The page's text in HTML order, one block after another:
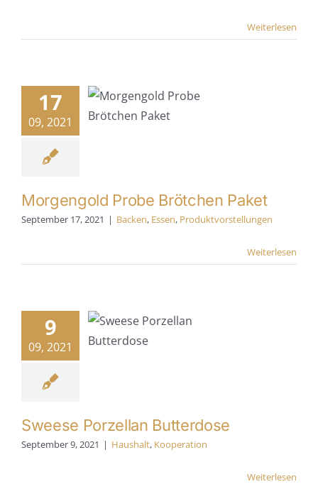
Weiterlesen
17
09, 2021
Morgengold Probe Brötchen Paket
September 17, 2021 | Backen, Essen, Produktvorstellungen
Weiterlesen
9
09, 2021
Kooperation
Sweese Porzellan Butterdose
September 9, 2021 | Haushalt, Kooperation
Weiterlesen